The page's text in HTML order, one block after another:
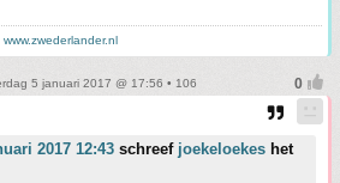
www.zwederlander.nl
5 januari 2017 @ 17:56 • 106
2017 12:43 schreef joekeloekes het